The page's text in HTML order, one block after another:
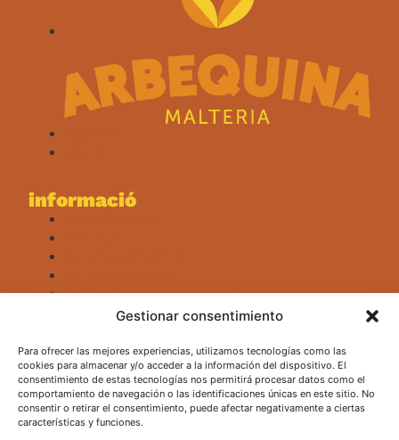
Gestionar consentimiento
Para ofrecer las mejores experiencias, utilizamos tecnologías como las
cookies para almacenar y/o acceder a la información del dispositivo. El
consentimiento de estas tecnologías nos permitirá procesar datos como el
comportamiento de navegación o las identificaciones únicas en este sitio. No
consentir o retirar el consentimiento, puede afectar negativamente a ciertas
características y funciones.
informació
Política de compra i devolucions
Canal ètic